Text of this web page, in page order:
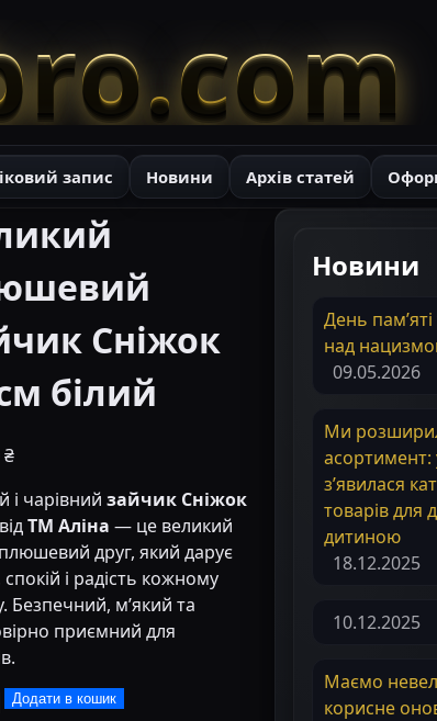
запис Новини Архів статей
Сніжок
білий
₴
і чарівнийзайчик Сніжок
відТМ Аліна — це великий
друг, який дарує
і радість кожному
Безпечний, м’який та
приємний для
Додати в кошик
Новини
День
над
09.05.2026
Ми
з’явилася
товарів для
дитиною
18.12.2025
10.12.2025
Маємо
корисне